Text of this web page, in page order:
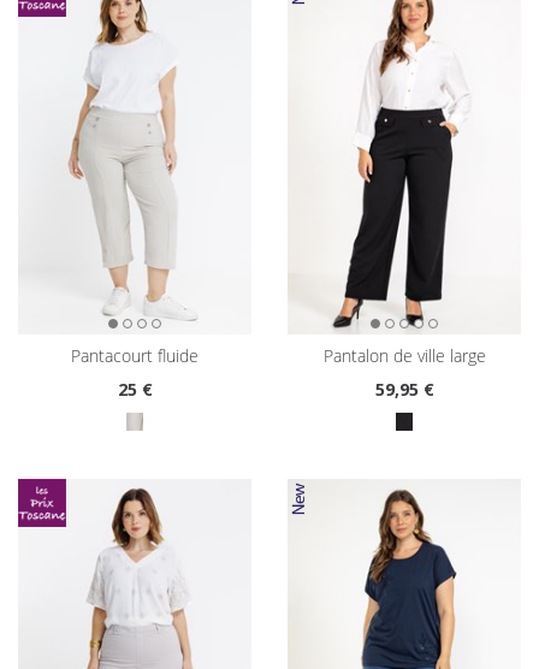
pantacourt fluide
25€
pantalon de ville large
59,95 €